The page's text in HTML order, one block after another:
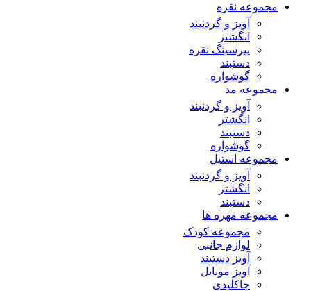
مجموعه نقره
آویز و گردنبند
انگشتر
پیرسینگ نقره
دستبند
گوشواره
مجموعه مد
آویز و گردنبند
انگشتر
دستبند
گوشواره
مجموعه استیل
آویز و گردنبند
انگشتر
دستبند
مجموعه مهره ها
مجموعه کودک
لوازم جانبی
آویز دستبند
آویز موبایل
جاکلیدی